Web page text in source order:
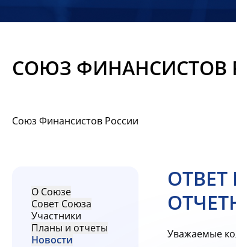
СОЮЗ ФИНАНСИСТОВ
Союз Финансистов России
О Союзе
Совет Союза
Участники
Планы и отчеты
Новости
Уважаемые